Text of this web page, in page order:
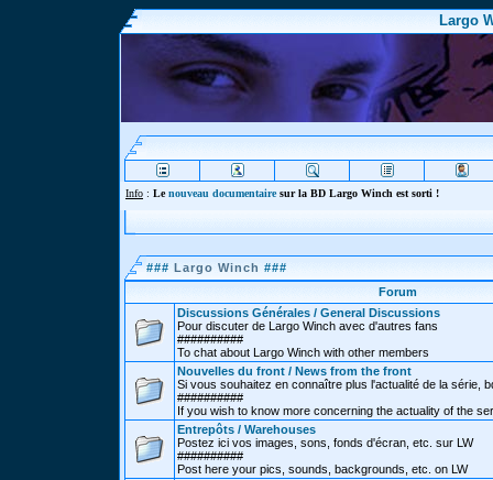
Largo
Info : Lenouveau documentairesur la BD Largo Winch est sorti !
### Largo Winch ###
Forum
Discussions Générales / General Discussions
Pour discuter de Largo Winch avec d'autres fans
##########
To chat about Largo Winch with other members
Nouvelles du front / News from the front
Si vous souhaitez en connaître plus l'actualité de la série,
##########
If you wish to know more concerning the actuality of the
Entrepôts / Warehouses
Postez ici vos images, sons, fonds d'écran, etc. sur LW
##########
Post here your pics, sounds, backgrounds, etc. on LW